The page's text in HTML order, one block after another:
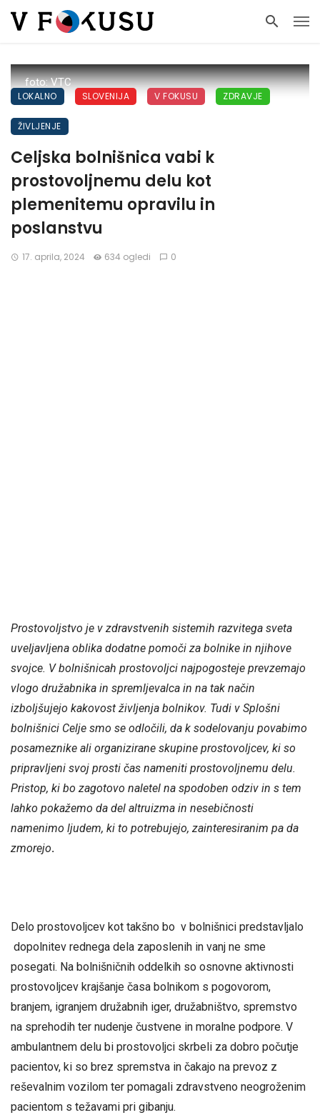
foto: VTC
LOKALNO SLOVENIJA V FOKUSU ZDRAVJE
ŽIVLJENJE
Celjska bolnišnica vabi k
prostovoljnemu delu kot
plemenitemu opravilu in
poslanstvu
17. aprila, 2024 634 ogledi 0
Prostovoljstvo je v zdravstvenih sistemih razvitega sveta
uveljavljena oblika dodatne pomoči za bolnike in njihove
svojce. V bolnišnicah prostovoljci najpogosteje prevzemajo
vlogo družabnika in spremljevalca in na tak način
izboljšujejo kakovost življenja bolnikov. Tudi v Splošni
bolnišnici Celje smo se odločili, da k sodelovanju povabimo
posameznike ali organizirane skupine prostovoljcev, ki so
pripravljeni svoj prosti čas nameniti prostovoljnemu delu.
Pristop, ki bo zagotovo naletel na spodoben odziv in s tem
lahko pokažemo da del altruizma in nesebičnosti
namenimo ljudem, ki to potrebujejo, zainteresiranim pa da
zmorejo.
Delo prostovoljcev kot takšno bo v bolnišnici predstavljalo
dopolnitev rednega dela zaposlenih in vanj ne sme
posegati. Na bolnišničnih oddelkih so osnovne aktivnosti
prostovoljcev krajšanje časa bolnikom s pogovorom,
branjem, igranjem družabnih iger, družabništvo, spremstvo
na sprehodih ter nudenje čustvene in moralne podpore. V
ambulantnem delu bi prostovoljci skrbeli za dobro počutje
pacientov, ki so brez spremstva in čakajo na prevoz z
reševalnim vozilom ter pomagali zdravstveno neogroženim
pacientom s težavami pri gibanju.